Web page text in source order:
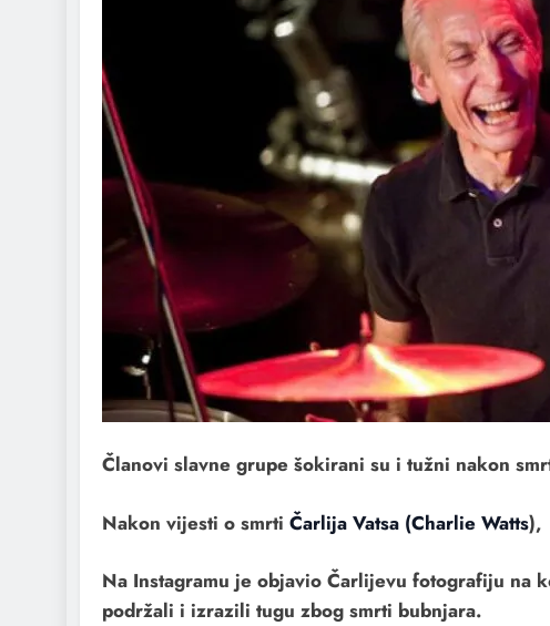
Članovi slavne grupe šokirani su i tužni nakon
Nakon vijesti o smrti Čarlija Vatsa (Charlie Watts),
Na Instagramu je objavio Čarlijevu fotografiju na
podržali i izrazili tugu zbog smrti bubnjara.